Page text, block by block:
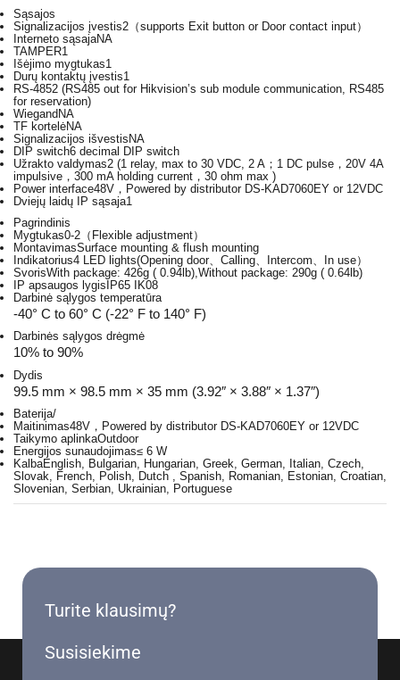
Sąsajos
Signalizacijos įvestis2（supports Exit button or Door contact input）
Interneto sąsajaNA
TAMPER1
Išėjimo mygtukas1
Durų kontaktų įvestis1
RS-4852 (RS485 out for Hikvision’s sub module communication, RS485
for reservation)
WiegandNA
TF kortelėNA
Signalizacijos išvestisNA
DIP switch6 decimal DIP switch
Užrakto valdymas2 (1 relay, max to 30 VDC, 2 A；1 DC pulse，20V 4A
impulsive，300 mA holding current，30 ohm max )
Power interface48V，Powered by distributor DS-KAD7060EY or 12VDC
Dviejų laidų IP sąsaja1
Pagrindinis
Mygtukas0-2（Flexible adjustment）
MontavimasSurface mounting & flush mounting
Indikatorius4 LED lights(Opening door、Calling、Intercom、In use）
SvorisWith package: 426g ( 0.94lb),Without package: 290g ( 0.64lb)
IP apsaugos lygisIP65 IK08
Darbinė sąlygos temperatūra
-40° C to 60° C (-22° F to 140° F)
Darbinės sąlygos drėgmė
10% to 90%
Dydis
99.5 mm × 98.5 mm × 35 mm (3.92″ × 3.88″ × 1.37″)
Baterija/
Maitinimas48V，Powered by distributor DS-KAD7060EY or 12VDC
Taikymo aplinkaOutdoor
Energijos sunaudojimas≤ 6 W
KalbaEnglish, Bulgarian, Hungarian, Greek, German, Italian, Czech,
Slovak, French, Polish, Dutch , Spanish, Romanian, Estonian, Croatian,
Slovenian, Serbian, Ukrainian, Portuguese
Turite klausimų?
Susisiekime